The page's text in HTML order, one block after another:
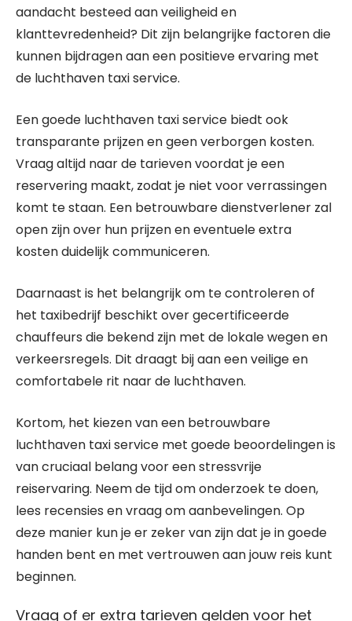
aandacht besteed aan veiligheid en
klanttevredenheid? Dit zijn belangrijke factoren die
kunnen bijdragen aan een positieve ervaring met
de luchthaven taxi service.
Een goede luchthaven taxi service biedt ook
transparante prijzen en geen verborgen kosten.
Vraag altijd naar de tarieven voordat je een
reservering maakt, zodat je niet voor verrassingen
komt te staan. Een betrouwbare dienstverlener zal
open zijn over hun prijzen en eventuele extra
kosten duidelijk communiceren.
Daarnaast is het belangrijk om te controleren of
het taxibedrijf beschikt over gecertificeerde
chauffeurs die bekend zijn met de lokale wegen en
verkeersregels. Dit draagt bij aan een veilige en
comfortabele rit naar de luchthaven.
Kortom, het kiezen van een betrouwbare
luchthaven taxi service met goede beoordelingen is
van cruciaal belang voor een stressvrije
reiservaring. Neem de tijd om onderzoek te doen,
lees recensies en vraag om aanbevelingen. Op
deze manier kun je er zeker van zijn dat je in goede
handen bent en met vertrouwen aan jouw reis kunt
beginnen.
Vraag of er extra tarieven gelden voor het